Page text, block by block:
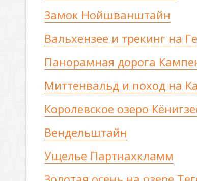
Замок Нойшванштайн
Вальхензее и трекинг на
Панорамная дорога
Миттенвальд и поход на
Королевское озеро
Вендельштайн
Ущелье Партнахкламм